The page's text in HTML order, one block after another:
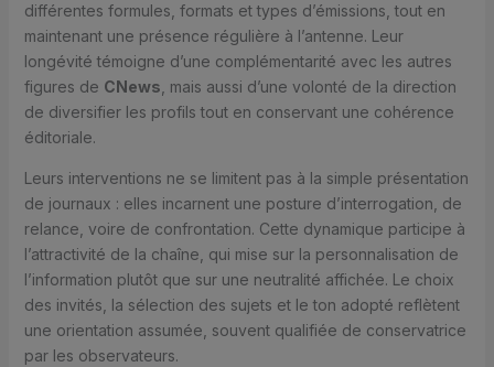
différentes formules, formats et types d’émissions, tout en
maintenant une présence régulière à l’antenne. Leur
longévité témoigne d’une complémentarité avec les autres
figures de CNews , mais aussi d’une volonté de la direction
de diversifier les profils tout en conservant une cohérence
éditoriale.
Leurs interventions ne se limitent pas à la simple présentation
de journaux : elles incarnent une posture d’interrogation, de
relance, voire de confrontation. Cette dynamique participe à
l’attractivité de la chaîne, qui mise sur la personnalisation de
l’information plutôt que sur une neutralité affichée. Le choix
des invités, la sélection des sujets et le ton adopté reflètent
une orientation assumée, souvent qualifiée de conservatrice
par les observateurs.